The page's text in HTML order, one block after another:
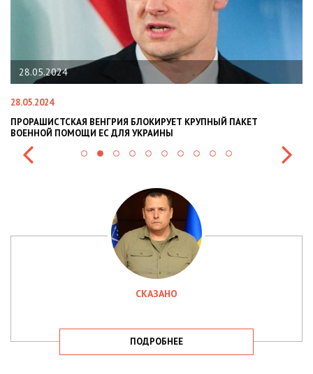
22.01.2024
22.01.2024
НАЦПОЛІЦІЯ ЛЯКАЄ ГРОМАДЯН ПОГІРШЕННЯМ КРИМІНОГЕННОЇ
СИТУАЦІЇ В РАЗІ МОБІЛІЗАЦІЇ ПОЛІЦІЯНТІВ НА ВІЙНУ
СКАЗАНО
ПОДРОБНЕЕ